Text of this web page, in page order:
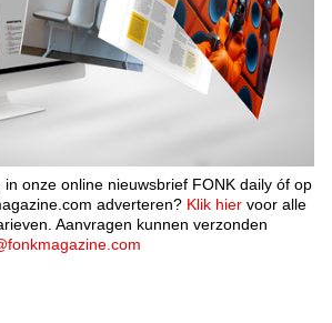
in onze online nieuwsbrief FONK daily óf op
adverteren? Klik hier voor alle
Aanvragen kunnen verzonden